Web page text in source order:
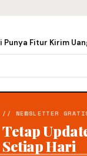
Punya Fitur Kirim
// NEWSLETTER
Tetap
Setiap Hari